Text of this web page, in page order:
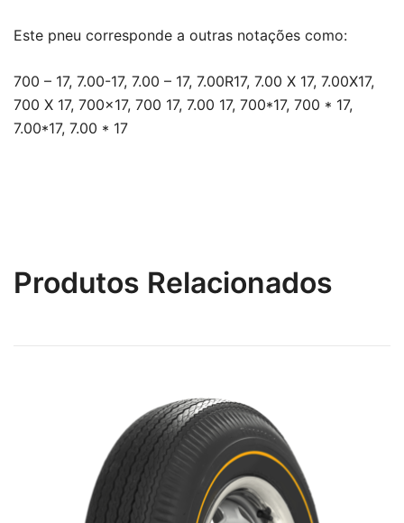
Este pneu corresponde a outras notações como:
700 – 17, 7.00-17, 7.00 – 17, 7.00R17, 7.00 X 17, 7.00X17,
700 X 17, 700×17, 700 17, 7.00 17, 700*17, 700 * 17,
7.00*17, 7.00 * 17
Produtos Relacionados